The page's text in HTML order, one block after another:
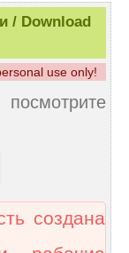
/ Download
use only!
создана